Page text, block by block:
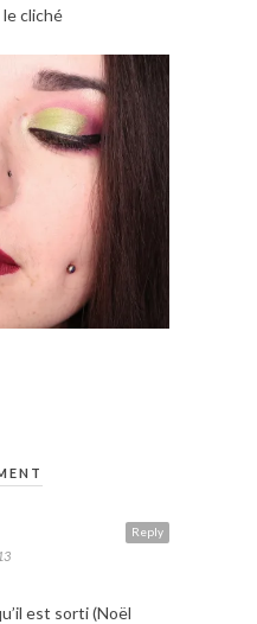
cliché
Reply
est sorti (Noël